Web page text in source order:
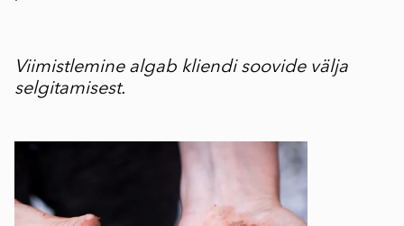
Viimistlemine algab kliendi soovide välja
selgitamisest.